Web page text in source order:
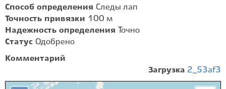
Способ определения Следы лап
Точность привязки 100 м
Надежность определения
Точно
Статус Одобрено
Комментарий
Загрузка 2_53af3